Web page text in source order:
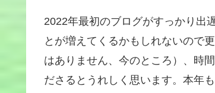
2022年最初のブログがすっかり出
とが増えてくるかもしれないので
はありません、今のところ）、時
ださるとうれしく思います。本年